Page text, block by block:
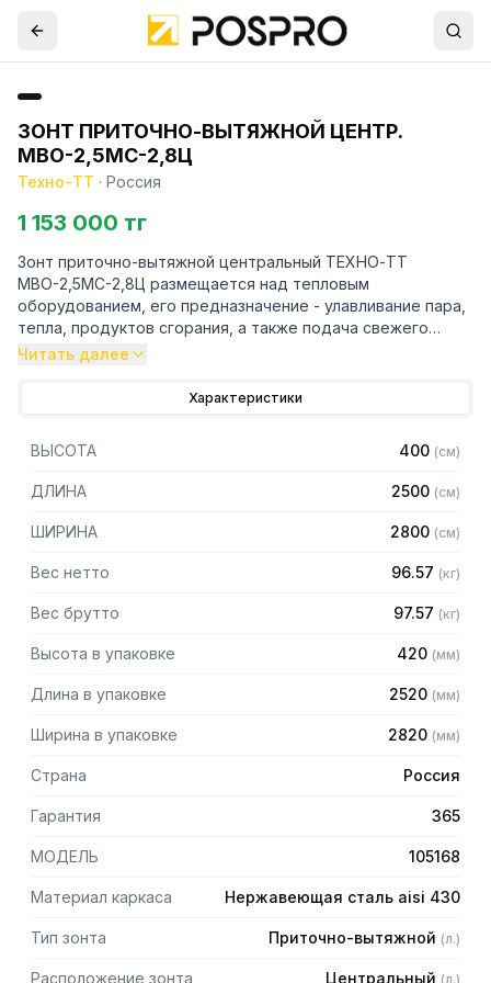
ЗОНТ ПРИТОЧНО-ВЫТЯЖНОЙ ЦЕНТР.
МВО-2,5МС-2,8Ц
Техно-ТТ · Россия
1 153 000 тг
Зонт приточно-вытяжной центральный ТЕХНО-ТТ
МВО-2,5МС-2,8Ц размещается над тепловым
оборудованием, его предназначение - улавливание пара,
тепла, продуктов сгорания, а также подача свежего
воздуха, что благоприятно сказывается на микроклимате
предметах мебели и кухонной утвари. Поэтому это
оборудование формирует микроклимат в помещении и
защищает сотрудников горячего цеха.
— Бескаркасный
0,8мм
— Поставляется в собранном виде
Читать далее
Характеристики
ВЫСОТА 400 (см)
ДЛИНА 2500 (см)
ШИРИНА 2800 (см)
Вес нетто 96.57 (кг)
Вес брутто 97.57 (кг)
Высота в упаковке 420 (мм)
Длина в упаковке 2520 (мм)
Ширина в упаковке 2820 (мм)
Страна Россия
Гарантия 365
МОДЕЛЬ 105168
Материал каркаса Нержавеющая сталь aisi 430
Тип зонта Приточно-вытяжной (л.)
Расположение зонта Центральный (л.)